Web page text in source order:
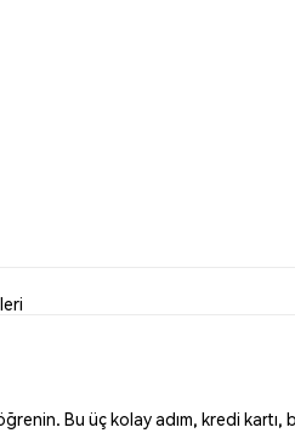
Bu üç kolay adım, kredi